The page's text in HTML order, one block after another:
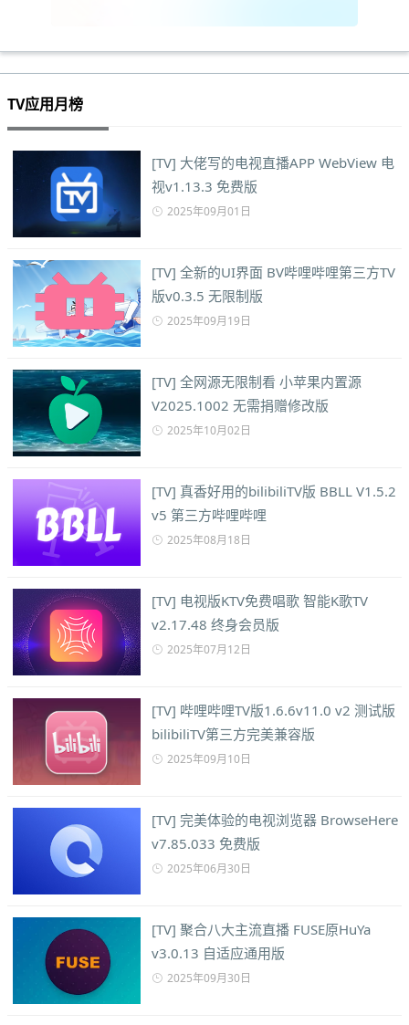
TV应用月榜
[TV] 大佬写的电视直播APP WebView 电
视v1.13.3 免费版
2025年09月01日
[TV] 全新的UI界面 BV哔哩哔哩第三方TV
版v0.3.5 无限制版
2025年09月19日
[TV] 全网源无限制看 小苹果内置源
V2025.1002 无需捐赠修改版
2025年10月02日
[TV] 真香好用的bilibiliTV版 BBLL V1.5.2
v5 第三方哔哩哔哩
2025年08月18日
[TV] 电视版KTV免费唱歌 智能K歌TV
v2.17.48 终身会员版
2025年07月12日
[TV] 哔哩哔哩TV版1.6.6v11.0 v2 测试版
bilibiliTV第三方完美兼容版
2025年09月10日
[TV] 完美体验的电视浏览器 BrowseHere
v7.85.033 免费版
2025年06月30日
[TV] 聚合八大主流直播 FUSE原HuYa
v3.0.13 自适应通用版
2025年09月30日